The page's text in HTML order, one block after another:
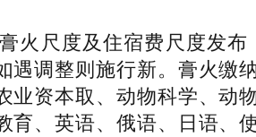
尺度及住宿费尺度发布
调整则施行新。膏火缴
业资本取、动物科学、
育、英语、俄语、日语、